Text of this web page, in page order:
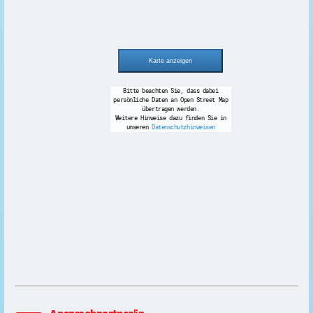
Bitte beachten Sie, dass dabei
persönliche Daten an Open Street Map
übertragen werden.
Weitere Hinweise dazu finden Sie in
unseren Datenschutzhinweisen